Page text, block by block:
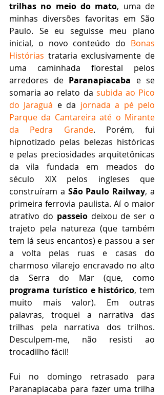
trilhas no meio do mato, uma de
minhas diversões favoritas em São
Paulo. Se eu seguisse meu plano
inicial, o novo conteúdo do Bonas
Histórias trataria exclusivamente de
uma caminhada florestal pelos
arredores de Paranapiacaba e se
somaria ao relato da subida ao Pico
do Jaraguá e da jornada a pé pelo
Parque da Cantareira até o Mirante
da Pedra Grande. Porém, fui
hipnotizado pelas belezas históricas
e pelas preciosidades arquitetônicas
da vila fundada em meados do
século XIX pelos ingleses que
construíram a São Paulo Railway, a
primeira ferrovia paulista. Aí o maior
atrativo do passeio deixou de ser o
trajeto pela natureza (que também
tem lá seus encantos) e passou a ser
a volta pelas ruas e casas do
charmoso vilarejo encravado no alto
programa turístico e histórico, tem
muito mais valor). Em outras
palavras, troquei a narrativa das
trilhas pela narrativa dos trilhos.
Desculpem-me, não resisti ao
trocadilho fácil!
Fui no domingo retrasado para
Paranapiacaba para fazer uma trilha